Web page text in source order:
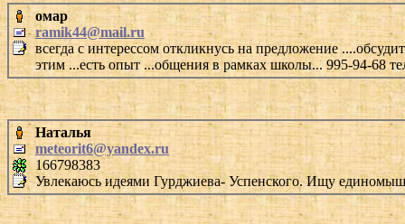
омар
ramik44@mail.ru
всегда с интерессом откликнусь на предложение
этим ...есть опыт ...общения в рамках школы... 995-94-68
Наталья
meteorit6@yandex.ru
166798383
Увлекаюсь идеями Гурджиева- Успенского. Ищу